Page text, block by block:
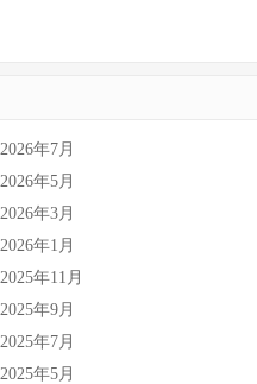
2026年7月
2026年5月
2026年3月
2026年1月
2025年11月
2025年9月
2025年7月
2025年5月